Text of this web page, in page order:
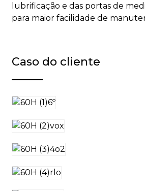
lubrificação e das portas de
para maior facilidade de
Caso do cliente